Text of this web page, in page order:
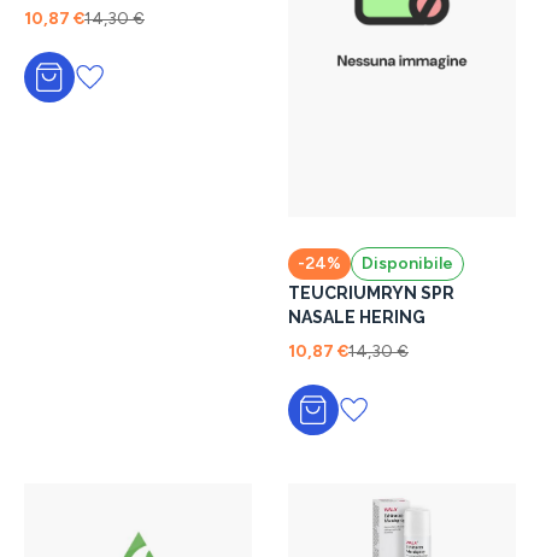
10,87 €14,30 €
Aggiungi al carrello
-24% Disponibile
TEUCRIUMRYN SPR
NASALE HERING
10,87 €14,30 €
Aggiungi al carrello